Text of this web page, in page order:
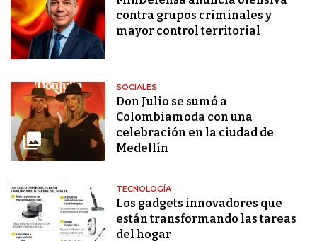
contra grupos criminales y
mayor control territorial
SOCIALES
Don Julio se sumó a
Colombiamoda con una
celebración en la ciudad de
Medellín
TECNOLOGÍA
Los gadgets innovadores que
están transformando las tareas
del hogar